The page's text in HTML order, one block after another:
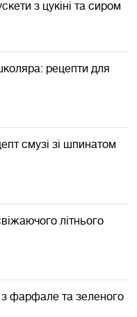
з цукіні та сиром
рецепти для
смузі зі шпинатом
літнього
фарфале та зеленого